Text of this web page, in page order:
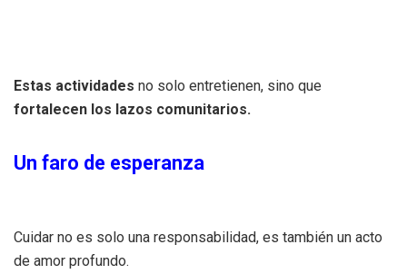
Estas actividades no solo entretienen, sino que
fortalecen los lazos comunitarios.
Un faro de esperanza
Cuidar no es solo una responsabilidad, es también un acto
de amor profundo.